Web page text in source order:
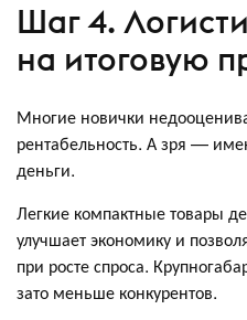
Шаг 4.
на итоговую
Многие новички
рентабельность. А зря —
деньги.
Легкие компактные товары
улучшает экономику и
при росте спроса.
зато меньше конкурентов.